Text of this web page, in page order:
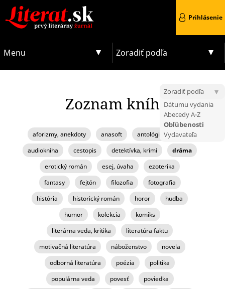
Menu Zoradiť podľa
Prihlásenie
Zoznam kníh
aforizmy, anekdoty anasoft
antológia, zborník
audiokniha
cestopis detektívka, krimi
dráma
erotický román
esej, úvaha
ezoterika
fantasy
fejtón filozofia
fotografia
história
historický román horor
hudba
humor
kolekcia
komiks
literárna veda, kritika
literatúra faktu
motivačná literatúra
náboženstvo
novela
odborná literatúra
poézia
politika
populárna veda
povesť
poviedka
Zoradiť podľa
Dátumu vydania
Abecedy A-Z
Obľúbenosti
Vydavateľa